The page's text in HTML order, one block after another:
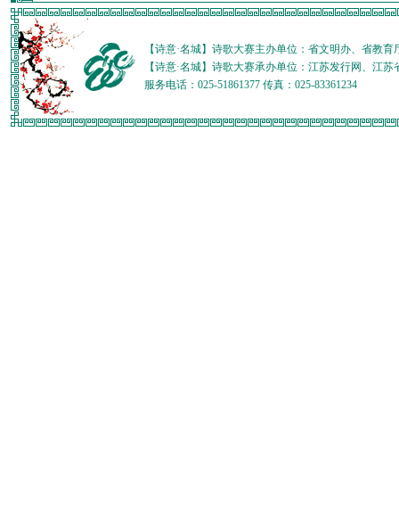
【诗意·名城】诗歌大赛主办单位：省文明办、省教
【诗意·名城】诗歌大赛承办单位：江苏发行网、江
服务电话：025-51861377 传真：025-83361234